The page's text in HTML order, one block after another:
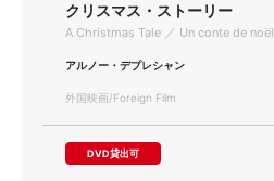
クリスマス・ストーリー
A Christmas Tale ／ Un conte de noël
アルノー・デプレシャン
外国映画/Foreign Film
DVD貸出可